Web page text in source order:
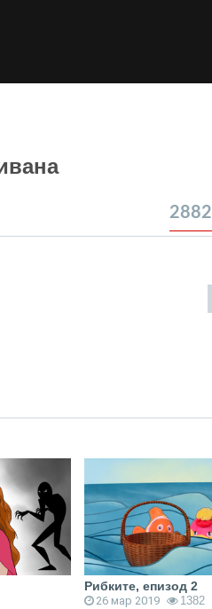
2882
Рибките, епизод 2
26 мар 2019 1382